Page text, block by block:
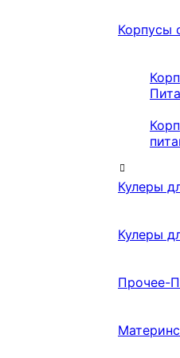
Корпусы
Кулеры
Кулеры
Прочее-